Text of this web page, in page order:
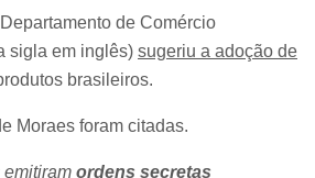
de Comércio
sigla em inglês) sugeriu a adoção de
brasileiros.
Moraes foram citadas.
emitiram ordens secretas